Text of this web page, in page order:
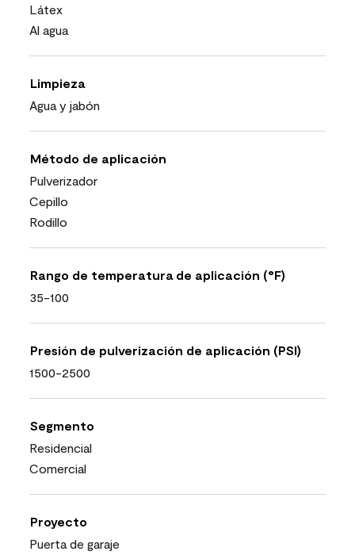
Látex
Al agua
Limpieza
Agua y jabón
Método de aplicación
Pulverizador
Cepillo
Rodillo
Rango de temperatura de aplicación (°F)
35-100
Presión de pulverización de aplicación (PSI)
1500-2500
Segmento
Residencial
Comercial
Proyecto
Puerta de garaje